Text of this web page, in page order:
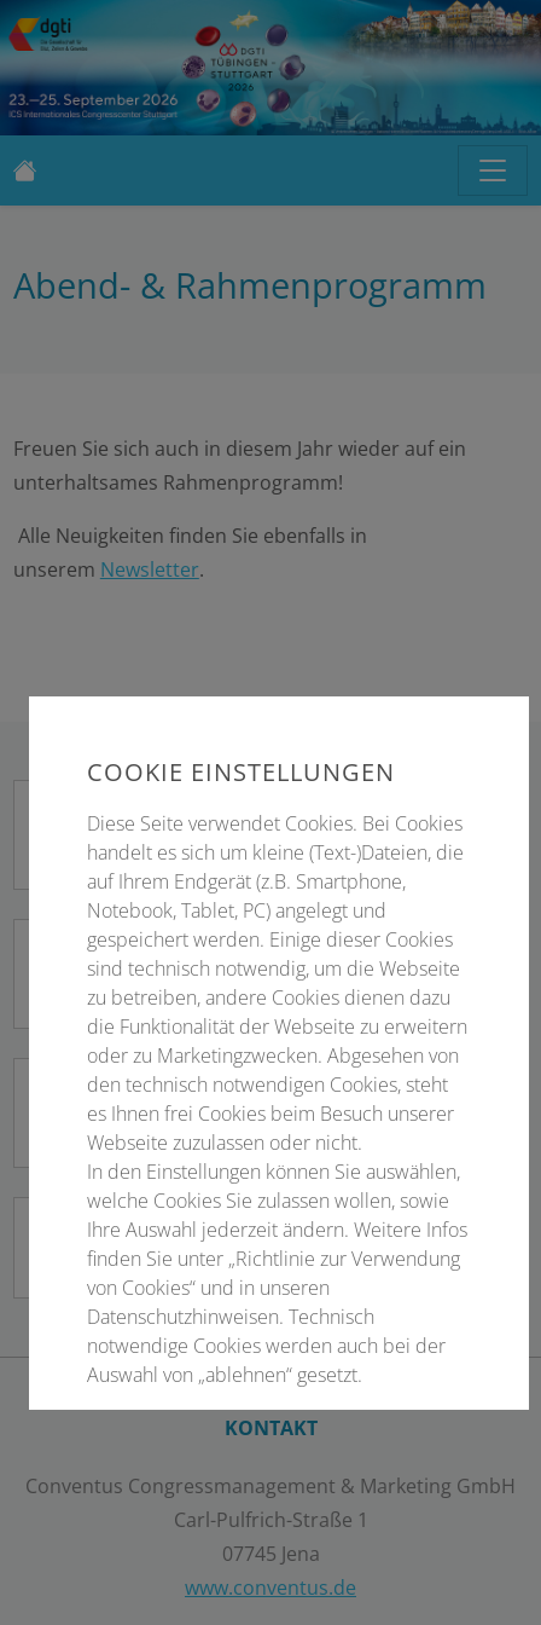
Abend- & Rahmenprogramm
Freuen Sie sich auch in diesem Jahr wieder auf ein
unterhaltsames Rahmenprogramm!
Alle Neuigkeiten finden Sie ebenfalls in
unserem Newsletter.
Get-Together
Mittwoch, 23. September 2026
Netzwerkabend
Donnerstag, 24. September 2026
Networking Pause
Mittwoch, 23.09.2026
Industrie Slam - Die Bühne der
Industrie!
KONTAKT
Conventus Congressmanagement & Marketing GmbH
Carl-Pulfrich-Straße 1
07745 Jena
www.conventus.de
COOKIE EINSTELLUNGEN
Diese Seite verwendet Cookies. Bei Cookies
handelt es sich um kleine (Text-)Dateien, die
auf Ihrem Endgerät (z.B. Smartphone,
Notebook, Tablet, PC) angelegt und
gespeichert werden. Einige dieser Cookies
sind technisch notwendig, um die Webseite
zu betreiben, andere Cookies dienen dazu
die Funktionalität der Webseite zu erweitern
oder zu Marketingzwecken. Abgesehen von
den technisch notwendigen Cookies, steht
es Ihnen frei Cookies beim Besuch unserer
Webseite zuzulassen oder nicht.
In den Einstellungen können Sie auswählen,
welche Cookies Sie zulassen wollen, sowie
Ihre Auswahl jederzeit ändern. Weitere Infos
finden Sie unter „Richtlinie zur Verwendung
von Cookies“ und in unseren
Datenschutzhinweisen. Technisch
notwendige Cookies werden auch bei der
Auswahl von „ablehnen“ gesetzt.
Notwendige Cookies
Statistisch